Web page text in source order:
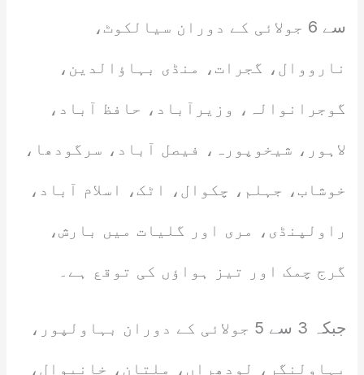
سے 6 جولائی کے دوران سیالکوٹ،
نارووال، گجرات، منڈی بہاؤالدین،
گوجرانوالہ، وزیرآباد، حافظ آباد،
لاہور، شیخوپورہ، فیصل آباد، سرگودھا،
خوشاب، جہلم، چکوال، اٹک، اسلام آباد،
راولپنڈی، مری اور گلیات میں بارش،
گرج چمک اور تیز ہواؤں کی توقع ہے۔
جبکہ 3 سے 5 جولائی کے دوران بہاولپور،
بہاولنگر، لودھراں، ملتان، خانیوال،